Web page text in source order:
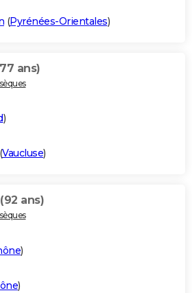
(Pyrénées-Orientales)
ans)
)
(Vaucluse)
(92 ans)
)
)